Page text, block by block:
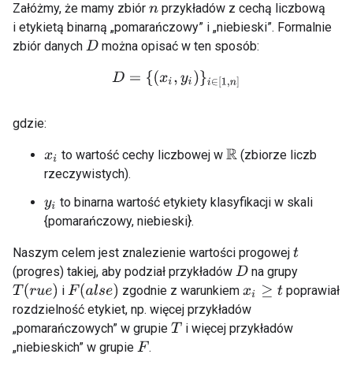
Załóżmy, że mamy zbiór nprzykładów z cechą liczbową
i etykietą binarną „pomarańczowy” i „niebieski”. Formalnie
zbiór danych D można opisać w ten sposób:
D ={ (xi,yi)}i∈ 1,n]
gdzie:
xi to wartość cechy liczbowej w R (zbiorze liczb
rzeczywistych).
yi to binarna wartość etykiety klasyfikacji w skali
{pomarańczowy, niebieski}.
Naszym celem jest znalezienie wartości progowej t
(progres) takiej, aby podział przykładów D na grupy
T(rue) iF(alse) zgodnie z warunkiemxi≥ t
poprawiał
rozdzielność etykiet, np. więcej przykładów
„pomarańczowych” w grupie T i więcej przykładów
„niebieskich” w grupie F .